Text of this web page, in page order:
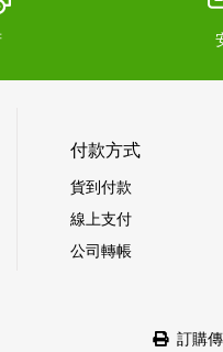
付款方式
貨到付款
線上支付
公司轉帳
訂購